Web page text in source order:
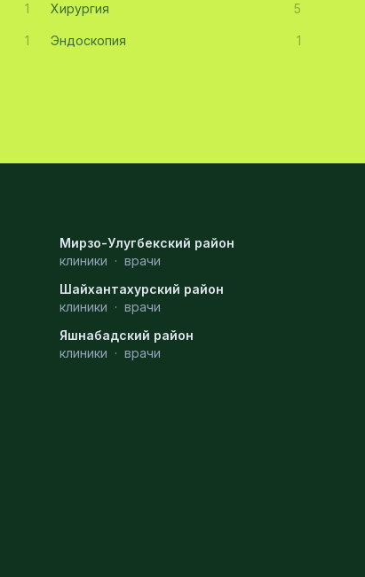
1 Хирургия 5
1 Эндоскопия 1
Мирзо-Улугбекский район
клиники · врачи
Шайхантахурский район
клиники · врачи
Яшнабадский район
клиники · врачи